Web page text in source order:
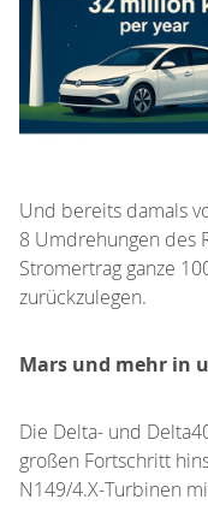
Und bereits damals
8 Umdrehungen des
Stromertrag ganze
zurückzulegen.
Mars und mehr in
Die Delta- und
großen Fortschritt
N149/4.X-Turbinen